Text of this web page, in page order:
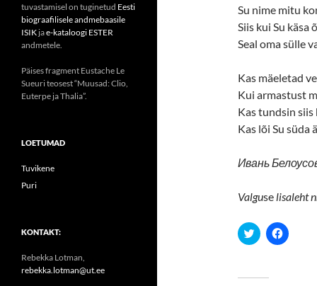
Su nime mitu
Siis kui Su käsa
Seal oma sülle
Kas mäeletad
Kui armastust
Kas tundsin siis
Kas lõi Su süda
Ивань
Valguse lisaleht
C
l
t
C
l
tuvastamisel on tuginetud Eesti
biograafilisele andmebaasile
ISIK jae-kataloogi ESTER
andmetele.
Päises fragment Eustache Le
Sueuri teosest “Muusad: Clio,
Euterpe ja Thalia”.
LOETUMAD
Tuvikene
Puri
KONTAKT:
Rebekka Lotman,
rebekka.lotman@ut.ee